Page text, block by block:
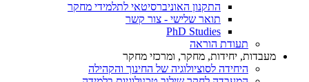
התקנון האוניברסיטאי לתלמידי מחקר
תואר שלישי - צור קשר
PhD Studies
תעודת הוראה
מעבדות, יחידות, מחקר, ומרכזי מחקר
היחידה לסוציולוגיה של החינוך והקהילה